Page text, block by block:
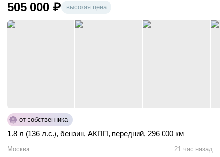
505 000 ₽ высокая цена
от собственника
1.8 л (136 л.с.), бензин, АКПП, передний, 296 000 км
Москва 21 час назад